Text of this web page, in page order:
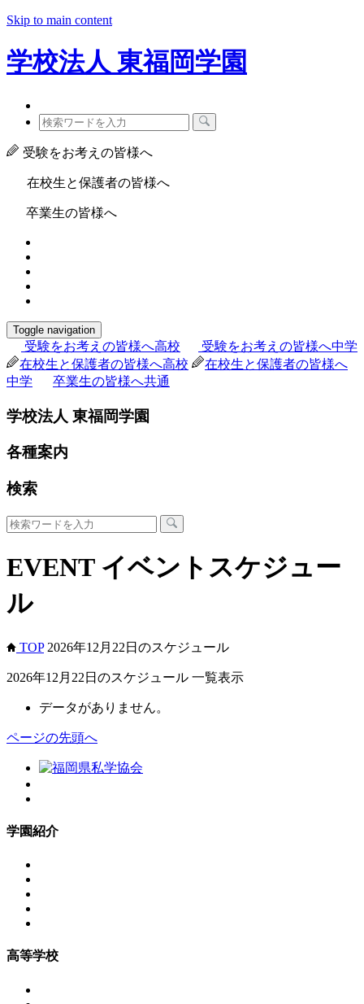
Skip to main content
学校法人 東福岡学園
受験をお考えの皆様へ
在校生と保護者の皆様へ
卒業生の皆様へ
Toggle navigation
受験をお考えの皆様へ高校 受験をお考えの皆様へ中学
在校生と保護者の皆様へ高校
在校生と保護者の皆様へ
中学
卒業生の皆様へ共通
学校法人 東福岡学園
各種案内
検索
EVENT イベントスケジュー
ル
TOP 2026年12月22日のスケジュール
2026年12月22日のスケジュール 一覧表示
データがありません。
ページの先頭へ
学園紹介
高等学校